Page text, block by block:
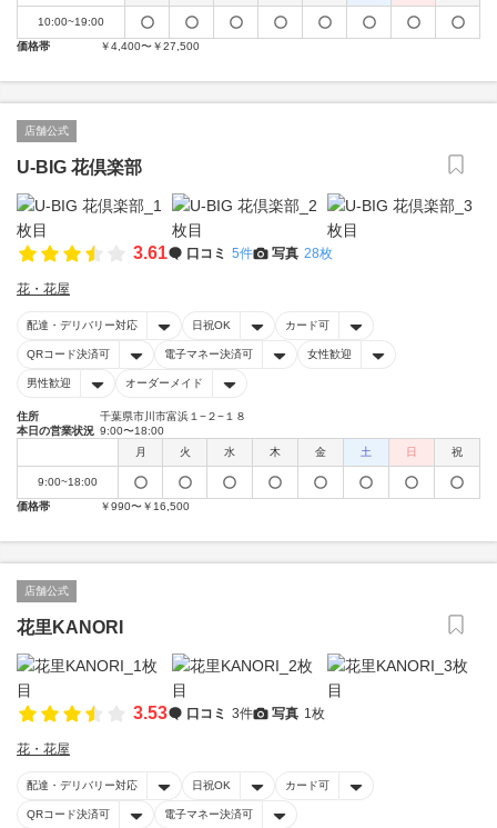
10:00~19:00
価格帯
￥4,400〜￥27,500
店舗公式
U-BIG 花倶楽部
3.61 口コミ 5件 写真 28枚
花・花屋
配達・デリバリー対応 日祝OK カード可
QRコード決済可 電子マネー決済可 女性歓迎
男性歓迎 オーダーメイド
住所
千葉県市川市富浜１−２−１８
本日の営業状況 9:00〜18:00
月
火 水 木 金 土 日 祝
9:00~18:00
価格帯
￥990〜￥16,500
店舗公式
花里KANORI
3.53 口コミ 3件 写真 1枚
花・花屋
配達・デリバリー対応 日祝OK カード可
QRコード決済可 電子マネー決済可